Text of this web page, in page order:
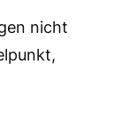
nicht